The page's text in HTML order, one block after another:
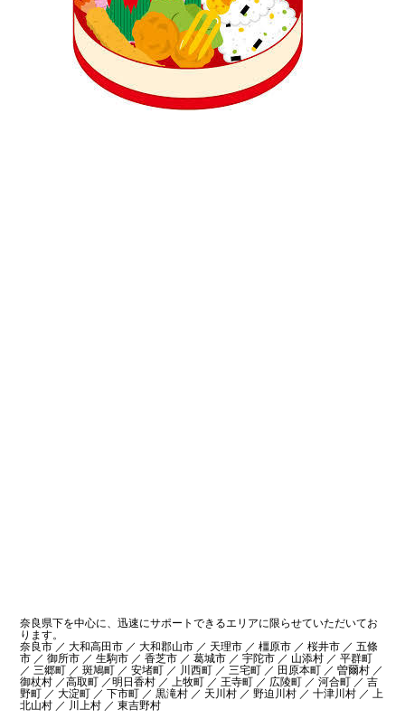
奈良県下を中心に、迅速にサポートできるエリアに限らせていただいてお
ります。
奈良市 ／ 大和高田市 ／ 大和郡山市 ／ 天理市 ／ 橿原市 ／ 桜井市 ／ 五條
市 ／ 御所市 ／ 生駒市 ／ 香芝市 ／ 葛城市 ／ 宇陀市 ／ 山添村 ／ 平群町
／ 三郷町 ／ 斑鳩町 ／ 安堵町 ／ 川西町 ／ 三宅町 ／ 田原本町 ／ 曽爾村 ／
御杖村 ／高取町 ／明日香村 ／ 上牧町 ／ 王寺町 ／ 広陵町 ／ 河合町 ／ 吉
野町 ／ 大淀町 ／ 下市町 ／ 黒滝村 ／ 天川村 ／ 野迫川村 ／ 十津川村 ／ 上
北山村 ／ 川上村 ／ 東吉野村